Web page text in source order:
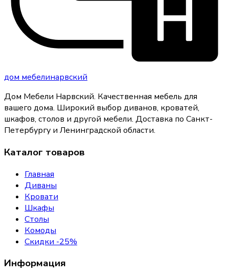
дом мебелинарвский
Дом Мебели Нарвский. Качественная мебель для
вашего дома. Широкий выбор диванов, кроватей,
шкафов, столов и другой мебели. Доставка по Санкт-
Петербургу и Ленинградской области.
Каталог товаров
Главная
Диваны
Кровати
Шкафы
Столы
Комоды
Скидки -25%
Информация